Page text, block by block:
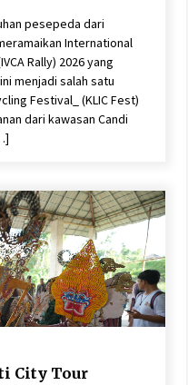
pesepeda dari
International
Rally) 2026 yang
menjadi salah satu
Festival_ (KLIC Fest)
dari kawasan Candi
City Tour